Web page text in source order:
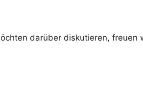
darüber diskutieren, freuen